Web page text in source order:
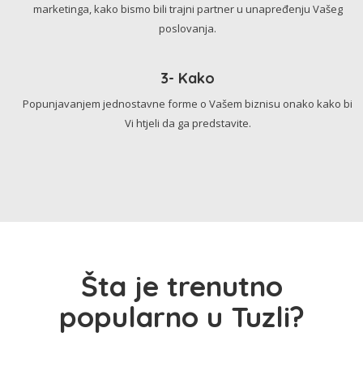
marketinga, kako bismo bili trajni partner u unapređenju Vašeg
poslovanja.
3- Kako
Popunjavanjem jednostavne forme o Vašem biznisu onako kako bi
Vi htjeli da ga predstavite.
Šta je trenutno
popularno u Tuzli?